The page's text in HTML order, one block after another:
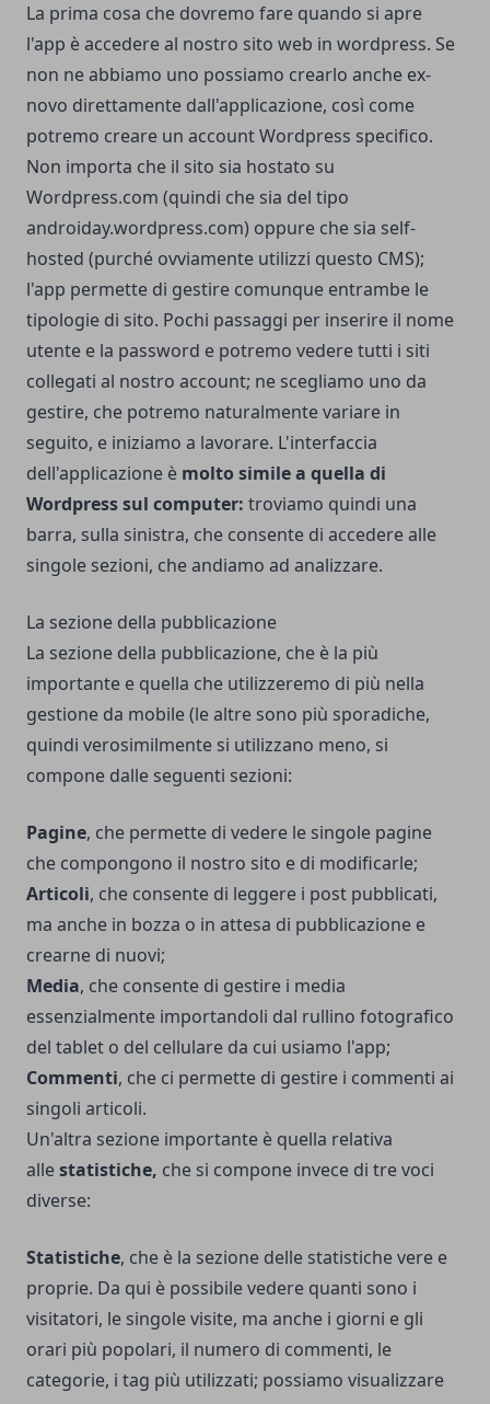
La prima cosa che dovremo fare quando si apre
l'app è accedere al nostro sito web in wordpress. Se
non ne abbiamo uno possiamo crearlo anche ex-
novo direttamente dall'applicazione, così come
potremo creare un account Wordpress specifico.
Non importa che il sito sia hostato su
Wordpress.com (quindi che sia del tipo
androiday.wordpress.com) oppure che sia self-
hosted (purché ovviamente utilizzi questo CMS);
l'app permette di gestire comunque entrambe le
tipologie di sito. Pochi passaggi per inserire il nome
utente e la password e potremo vedere tutti i siti
collegati al nostro account; ne scegliamo uno da
gestire, che potremo naturalmente variare in
seguito, e iniziamo a lavorare. L'interfaccia
dell'applicazione è molto simile a quella di
Wordpress sul computer: troviamo quindi una
barra, sulla sinistra, che consente di accedere alle
singole sezioni, che andiamo ad analizzare.
La sezione della pubblicazione
La sezione della pubblicazione, che è la più
importante e quella che utilizzeremo di più nella
gestione da mobile (le altre sono più sporadiche,
quindi verosimilmente si utilizzano meno, si
compone dalle seguenti sezioni:
Pagine, che permette di vedere le singole pagine
che compongono il nostro sito e di modificarle;
Articoli, che consente di leggere i post pubblicati,
ma anche in bozza o in attesa di pubblicazione e
crearne di nuovi;
Media, che consente di gestire i media
essenzialmente importandoli dal rullino fotografico
del tablet o del cellulare da cui usiamo l'app;
Commenti, che ci permette di gestire i commenti ai
singoli articoli.
Un'altra sezione importante è quella relativa
allestatistiche, che si compone invece di tre voci
diverse:
Statistiche, che è la sezione delle statistiche vere e
proprie. Da qui è possibile vedere quanti sono i
visitatori, le singole visite, ma anche i giorni e gli
orari più popolari, il numero di commenti, le
categorie, i tag più utilizzati; possiamo visualizzare